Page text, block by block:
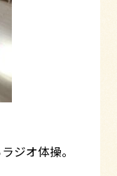
ジオ体操。